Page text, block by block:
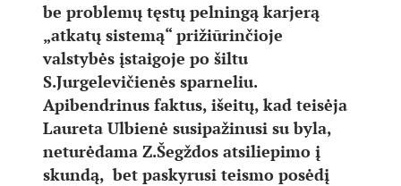
be problemų tęstų pelningą karjerą
„atkatų sistemą“ prižiūrinčioje
valstybės įstaigoje po šiltu
S.Jurgelevičienės sparneliu.
Apibendrinus faktus, išeitų, kad teisėja
Laureta Ulbienė susipažinusi su byla,
neturėdama Z.Šegždos atsiliepimo į
skundą, bet paskyrusi teismo posėdį